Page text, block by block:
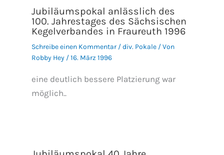
Jubiläumspokal anlässlich des
100. Jahrestages des Sächsischen
Kegelverbandes in Fraureuth 1996
Schreibe einen Kommentar /div. Pokale/ Von
Robby Hey /16. März 1996
eine deutlich bessere Platzierung war
möglich..